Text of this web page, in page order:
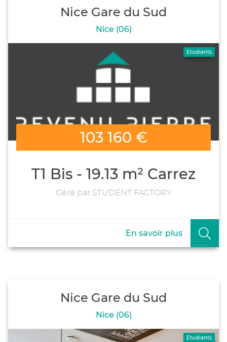
Nice Gare du Sud
Nice (06)
Etudiants
103 160 €
T1 Bis - 19.13 m² Carrez
Géré par STUDENT FACTORY
En savoir plus
Nice Gare du Sud
Nice (06)
Etudiants